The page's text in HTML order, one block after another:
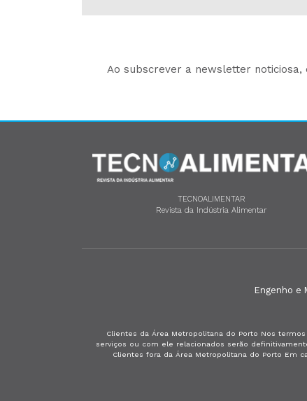
Ao subscrever a newsletter
TECNOALIMENTAR
Revista da Indústria Alimentar
Engenho e
Clientes da Área Metropolitana do Porto Nos
serviços ou com ele relacionados serão
Clientes fora da Área Metropolitana do Porto Em